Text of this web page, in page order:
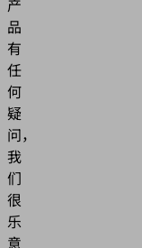
品
有
任
何
疑
问，
我
们
很
乐
意